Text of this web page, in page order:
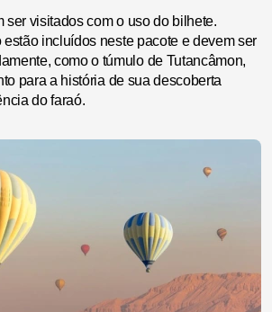
ser visitados com o uso do bilhete.
incluídos neste pacote e devem ser
como o túmulo de Tutancâmon,
para a história de sua descoberta
do faraó.